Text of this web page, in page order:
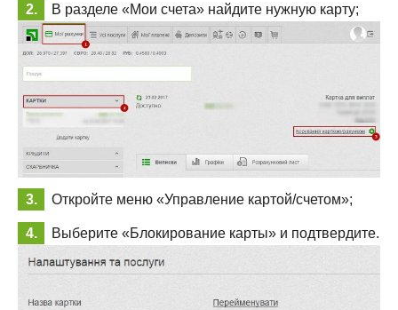
В разделе «Мои счета» найдите нужную карту;
Откройте меню «Управление картой/счетом»;
Выберите «Блокирование карты» и подтвердите.